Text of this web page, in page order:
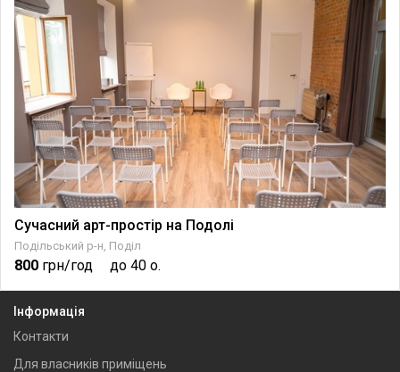
Сучасний арт-простір на Подолі
Подільський р-н, Поділ
800 грн/год до 40 о.
Інформація
Контакти
Для власників приміщень